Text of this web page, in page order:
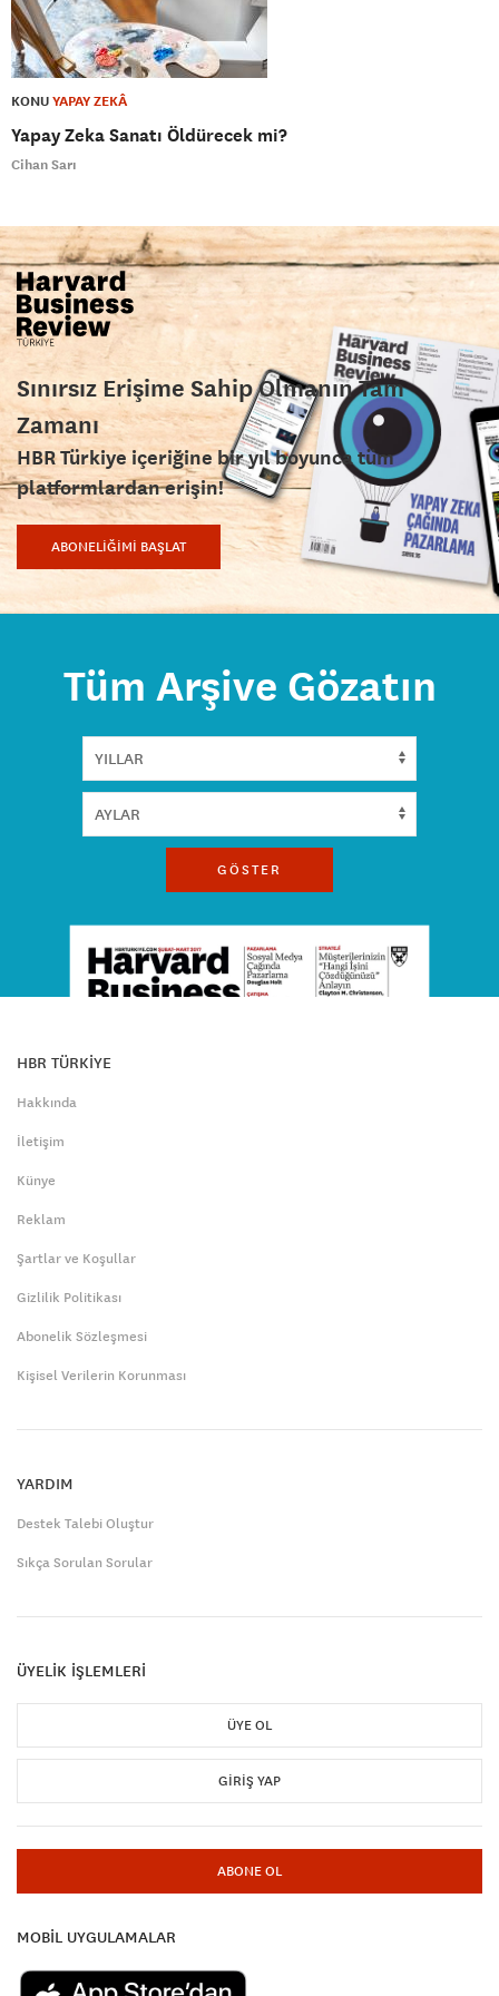
KONUYAPAY ZEKÂ
Yapay Zeka Sanatı Öldürecek mi?
Cihan Sarı
Sınırsız Erişime Sahip Olmanın Tam
Zamanı
HBR Türkiye içeriğine bir yıl boyunca tüm
platformlardan erişin!
ABONELİĞİMİ BAŞLAT
Tüm Arşive Gözatın
GÖSTER
HBR TÜRKİYE
Hakkında
İletişim
Künye
Reklam
Şartlar ve Koşullar
Gizlilik Politikası
Abonelik Sözleşmesi
Kişisel Verilerin Korunması
YARDIM
Destek Talebi Oluştur
Sıkça Sorulan Sorular
ÜYELİK İŞLEMLERİ
ÜYE OL
GIRIŞ YAP
ABONE OL
MOBİL UYGULAMALAR